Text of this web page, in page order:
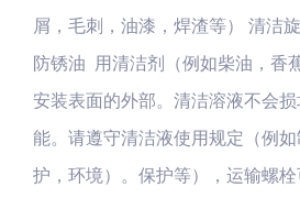
屑，毛刺，油漆，焊渣等） 清洁
防锈油 用清洁剂（例如柴油，香
安装表面的外部。清洁溶液不会
能。请遵守清洁液使用规定（例
护，环境）。保护等），运输螺